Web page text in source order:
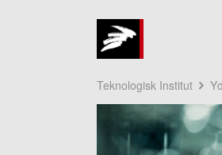
Teknologisk Institut